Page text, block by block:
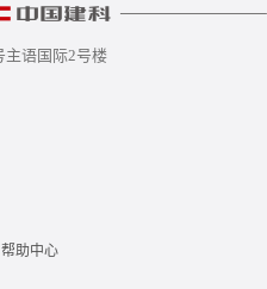
主语国际2号楼
帮助中心